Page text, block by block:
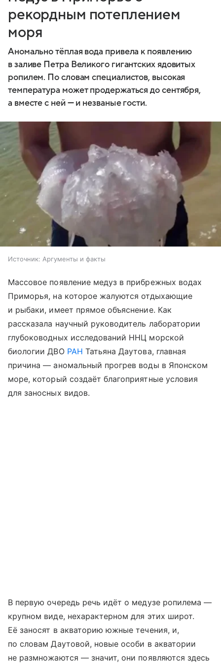
рекордным потеплением
моря
Аномально тёплая вода привела к появлению
в заливе Петра Великого гигантских ядовитых
ропилем. По словам специалистов, высокая
температура может продержаться до сентября,
а вместе с ней — и незваные гости.
Источник: Аргументы и факты
Массовое появление медуз в прибрежных водах
Приморья, на которое жалуются отдыхающие
и рыбаки, имеет прямое объяснение. Как
рассказала научный руководитель лаборатории
глубоководных исследований ННЦ морской
биологии ДВО РАН Татьяна Даутова, главная
причина — аномальный прогрев воды в Японском
море, который создаёт благоприятные условия
для заносных видов.
В первую очередь речь идёт о медузе ропилема —
крупном виде, нехарактерном для этих широт.
Её заносят в акваторию южные течения, и,
по словам Даутовой, новые особи в акватории
не размножаются — значит, они появляются здесь